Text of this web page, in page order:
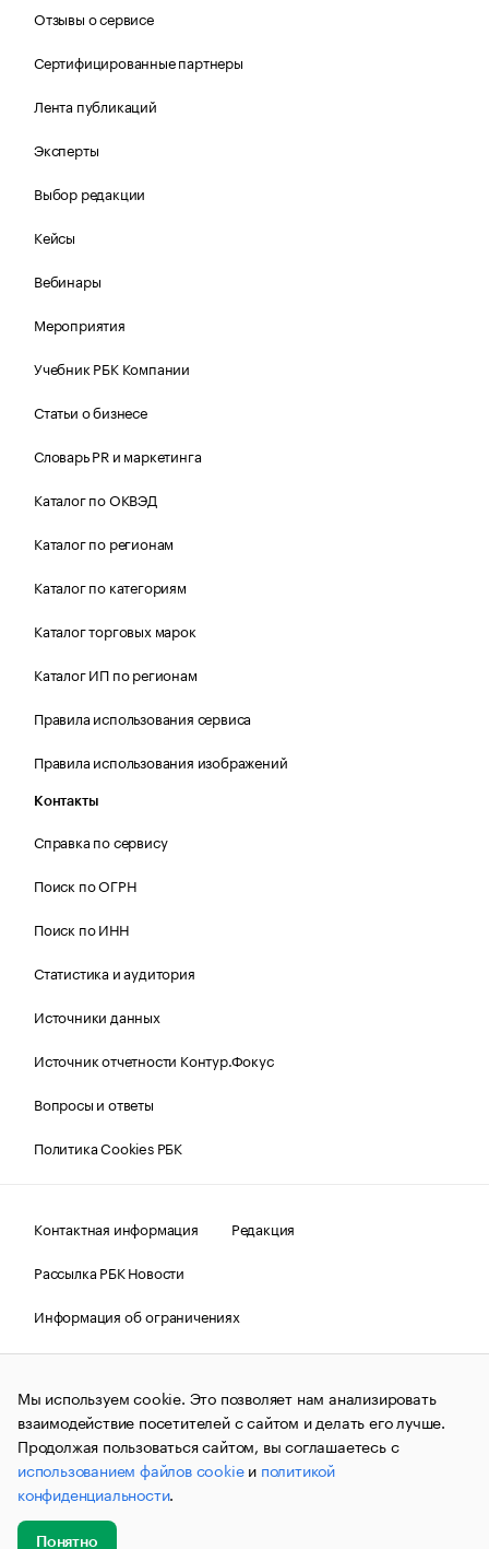
Отзывы о сервисе
Сертифицированные партнеры
Лента публикаций
Эксперты
Выбор редакции
Кейсы
Вебинары
Мероприятия
Учебник РБК Компании
Статьи о бизнесе
Словарь PR и маркетинга
Каталог по ОКВЭД
Каталог по регионам
Каталог по категориям
Каталог торговых марок
Каталог ИП по регионам
Правила использования сервиса
Правила использования изображений
Контакты
Справка по сервису
Поиск по ОГРН
Поиск по ИНН
Статистика и аудитория
Источники данных
Источник отчетности Контур.Фокус
Вопросы и ответы
Политика Cookies РБК
Контактная информация
Редакция
Рассылка РБК Новости
Информация об ограничениях
Правовая информация
О соблюдении авторских прав
© АО «РОСБИЗНЕСКОНСАЛТИНГ»,1995–2026.Сообщения
и материалы информационного агентства «РБК»
(зарегистрировано Федеральной службой по надзору в сфере
связи, информационных технологий и массовых
коммуникаций (Роскомнадзор) 09.12.2015 за номером ИА
№ФС77-63848) сопровождаются пометкой «РБК». Отдельные
публикации могут содержать информацию,
не предназначенную для пользователей
до 18 лет.
Мы используем cookie. Это позволяет нам анализировать
взаимодействие посетителей с сайтом и делать его лучше.
Продолжая пользоваться сайтом, вы соглашаетесь с
использованием файлов cookieи политикой
конфиденциальности.
Понятно